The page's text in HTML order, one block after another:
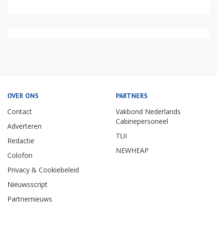
OVER ONS
Contact
Adverteren
Redactie
Colofon
Privacy & Cookiebeleid
Nieuwsscript
Partnernieuws
PARTNERS
Vakbond Nederlands
Cabinepersoneel
TUI
NEWHEAP